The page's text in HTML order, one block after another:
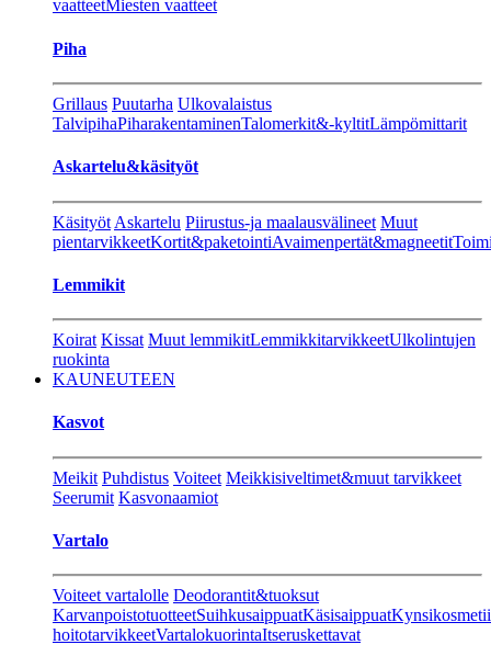
vaatteetMiesten vaatteet
Piha
Grillaus Puutarha Ulkovalaistus
TalvipihaPiharakentaminenTalomerkit&-kyltitLämpömittarit
Askartelu&käsityöt
Käsityöt Askartelu Piirustus-ja maalausvälineet Muut
pientarvikkeetKortit&paketointiAvaimenpertät&magneetit
Lemmikit
Koirat Kissat Muut lemmikitLemmikkitarvikkeetUlkolintujen
ruokinta
KAUNEUTEEN
Kasvot
Meikit Puhdistus Voiteet Meikkisiveltimet&muut tarvikkeet
Seerumit Kasvonaamiot
Vartalo
Voiteet vartalolle Deodorantit&tuoksut
KarvanpoistotuotteetSuihkusaippuatKäsisaippuat
hoitotarvikkeetVartalokuorintaItseruskettavat